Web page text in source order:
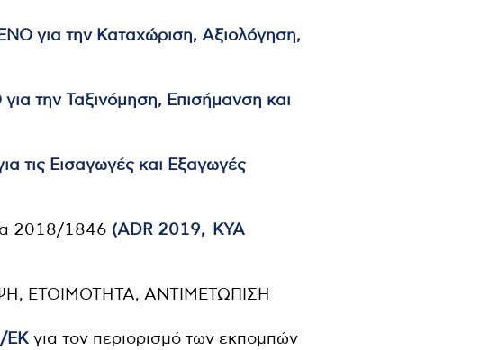
για την Καταχώριση, Αξιολόγηση,
Ταξινόμηση, Επισήμανση και
Εισαγωγές και Εξαγωγές
2018/1846 (ADR 2019, KYA
ΕΤΟΙΜΟΤΗΤΑ, ΑΝΤΙΜΕΤΩΠΙΣΗ
ΕΚ για τον περιορισμό των εκπομπών